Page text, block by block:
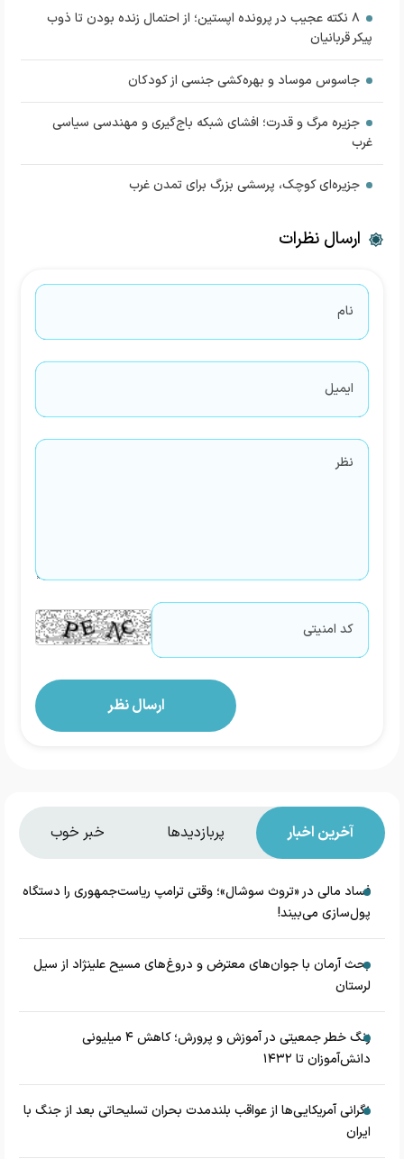
۸ نکته عجیب در پرونده اپستین؛ از احتمال زنده بودن تا ذوب
پیکر قربانیان
جاسوس موساد و بهره‌کشی جنسی از کودکان
جزیره مرگ و قدرت؛ افشای شبکه باج‌گیری و مهندسی سیاسی
غرب
جزیره‌ای کوچک، پرسشی بزرگ برای تمدن غرب
ارسال نظرات
آخرین اخبار پربازدیدها خبر خوب
فساد مالی در «تروث سوشال»؛ وقتی ترامپ ریاست‌جمهوری را دستگاه
پول‌سازی می‌بیند!
بحث آرمان با جوان‌های معترض و دروغ‌های مسیح علینژاد از سیل
لرستان
زنگ خطر جمعیتی در آموزش و پرورش؛ کاهش ۴ میلیونی
دانش‌آموزان تا ۱۴۳۲
نگرانی آمریکایی‌ها از عواقب بلندمدت بحران تسلیحاتی بعد از جنگ با
ایران